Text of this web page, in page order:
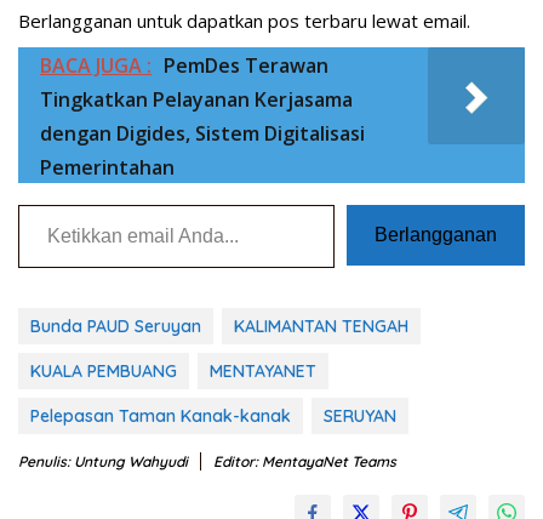
Berlangganan untuk dapatkan pos terbaru lewat email.
BACA JUGA : PemDes Terawan
Tingkatkan Pelayanan Kerjasama
dengan Digides, Sistem Digitalisasi
Pemerintahan
Ketikkan email Anda...
Berlangganan
Bunda PAUD Seruyan KALIMANTAN TENGAH
KUALA PEMBUANG MENTAYANET
Pelepasan Taman Kanak-kanak SERUYAN
Penulis: Untung Wahyudi Editor: MentayaNet Teams